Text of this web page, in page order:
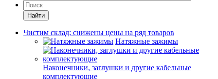
Найти
Чистим склад: снижены цены на ряд товаров
Натяжные зажимы
Наконечники, заглушки и другие кабельные
комплектующие